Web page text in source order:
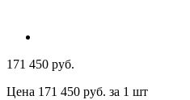
171 450 руб.
Цена 171 450 руб. за 1 шт